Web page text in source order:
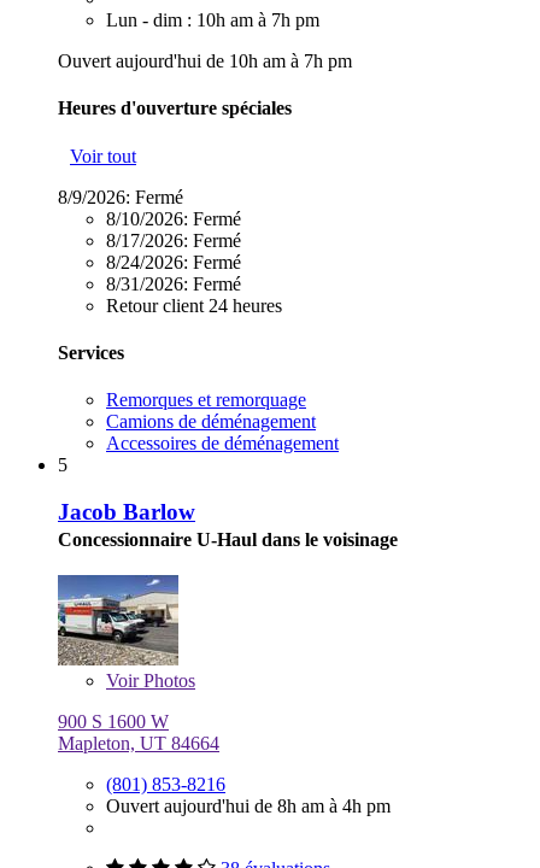
Lun - dim : 10h am à 7h pm
Ouvert aujourd'hui de 10h am à 7h pm
Heures d'ouverture spéciales
Voir tout
8/9/2026: Fermé
8/10/2026: Fermé
8/17/2026: Fermé
8/24/2026: Fermé
8/31/2026: Fermé
Retour client 24 heures
Services
Remorques et remorquage
Camions de déménagement
Accessoires de déménagement
5
Jacob Barlow
Concessionnaire U-Haul dans le voisinage
VoirPhotos
900 S 1600 W
Mapleton, UT 84664
(801) 853-8216
Ouvert aujourd'hui de 8h am à 4h pm